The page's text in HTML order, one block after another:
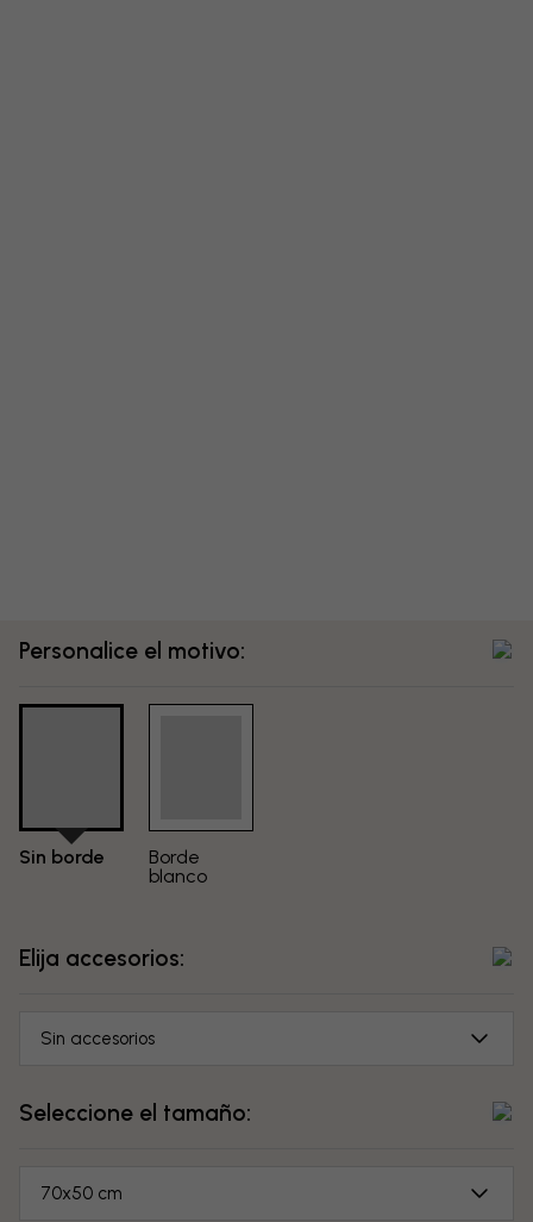
Personalice el motivo:
Sin borde
Borde
blanco
Elija accesorios:
Sin accesorios
Seleccione el tamaño:
70x50 cm